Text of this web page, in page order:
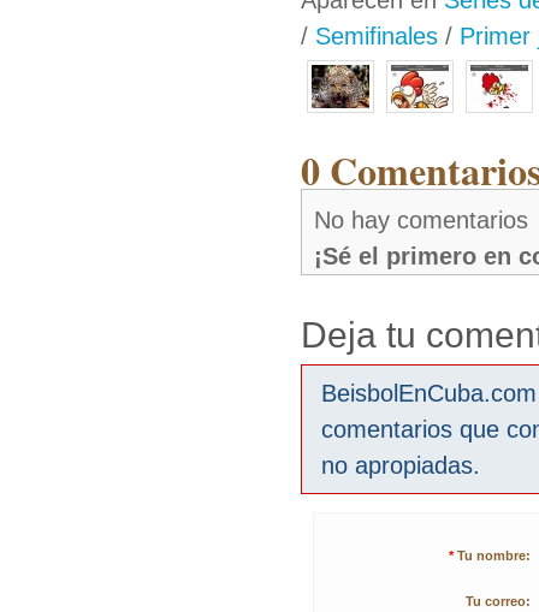
/ Semifinales / Primer
0
No hay comentarios
¡Sé el primero en
Deja tu
comentarios que
no apropiadas.
* Tu nombre:
Tu correo: